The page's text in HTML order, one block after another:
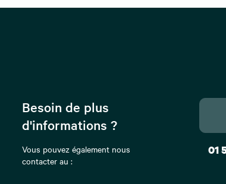
Besoin de plus
d'informations ?
Vous pouvez également nous
contacter au :
01